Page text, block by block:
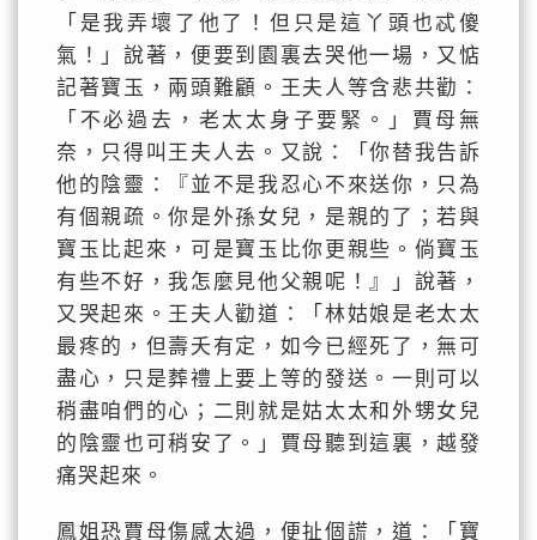
「是我弄壞了他了！但只是這丫頭也忒傻
氣！」說著，便要到園裏去哭他一場，又惦
記著寶玉，兩頭難顧。王夫人等含悲共勸：
「不必過去，老太太身子要緊。」賈母無
奈，只得叫王夫人去。又說：「你替我告訴
他的陰靈：『並不是我忍心不來送你，只為
有個親疏。你是外孫女兒，是親的了；若與
寶玉比起來，可是寶玉比你更親些。倘寶玉
有些不好，我怎麼見他父親呢！』」說著，
又哭起來。王夫人勸道：「林姑娘是老太太
最疼的，但壽夭有定，如今已經死了，無可
盡心，只是葬禮上要上等的發送。一則可以
稍盡咱們的心；二則就是姑太太和外甥女兒
的陰靈也可稍安了。」賈母聽到這裏，越發
痛哭起來。
鳳姐恐賈母傷感太過，便扯個謊，道：「寶